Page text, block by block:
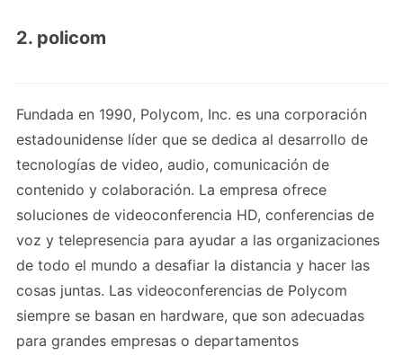
2. policom
Fundada en 1990, Polycom, Inc. es una corporación
estadounidense líder que se dedica al desarrollo de
tecnologías de video, audio, comunicación de
contenido y colaboración. La empresa ofrece
soluciones de videoconferencia HD, conferencias de
voz y telepresencia para ayudar a las organizaciones
de todo el mundo a desafiar la distancia y hacer las
cosas juntas. Las videoconferencias de Polycom
siempre se basan en hardware, que son adecuadas
para grandes empresas o departamentos